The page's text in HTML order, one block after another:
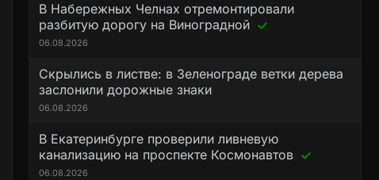
В Набережных Челнах отремонтировали
разбитую дорогу на Виноградной
06.08.2026
Скрылись в листве: в Зеленограде ветки дерева
заслонили дорожные знаки
06.08.2026
В Екатеринбурге проверили ливневую
канализацию на проспекте Космонавтов
06.08.2026